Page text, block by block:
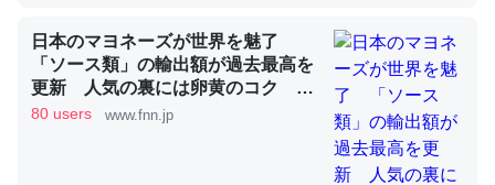
これを元に考えるとカルシウムを大量に使う脊椎動物と貝
類は苦労してるんだな…。腹足類だと殻を無くしてナメク
日本のマヨネーズが世界を魅了
「ソース類」の輸出額が過去最高を
更新 人気の裏には卵黄のコク ア
メリカでは“日本風”が誕生｜FNNプ
80 users www.fnn.jp